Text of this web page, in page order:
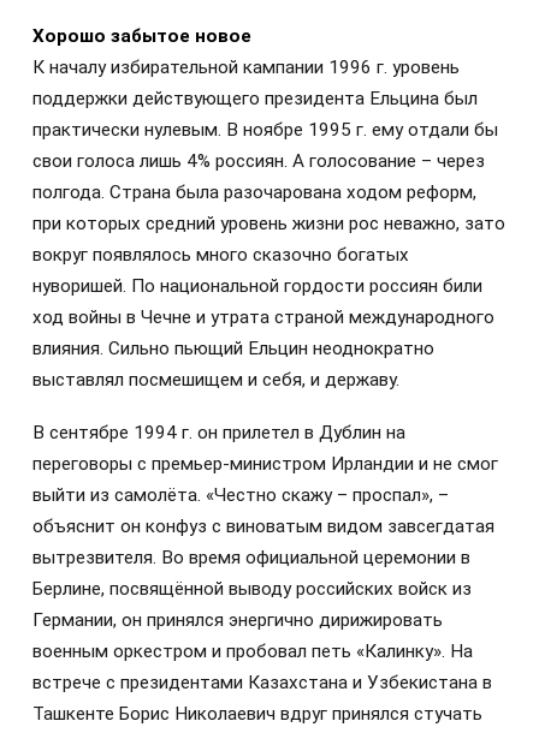
Хорошо забытое новое
К началу избирательной кампании 1996 г. уровень
поддержки действующего президента Ельцина был
практически нулевым. В ноябре 1995 г. ему отдали бы
свои голоса лишь 4% россиян. А голосование – через
полгода. Страна была разочарована ходом реформ,
при которых средний уровень жизни рос неважно, зато
вокруг появлялось много сказочно богатых
нуворишей. По национальной гордости россиян били
ход войны в Чечне и утрата страной международного
влияния. Сильно пьющий Ельцин неоднократно
выставлял посмешищем и себя, и державу.
В сентябре 1994 г. он прилетел в Дублин на
переговоры с премьер-министром Ирландии и не смог
выйти из самолёта. «Честно скажу – проспал», –
объяснит он конфуз с виноватым видом завсегдатая
вытрезвителя. Во время официальной церемонии в
Берлине, посвящённой выводу российских войск из
Германии, он принялся энергично дирижировать
военным оркестром и пробовал петь «Калинку». На
встрече с президентами Казахстана и Узбекистана в
Ташкенте Борис Николаевич вдруг принялся стучать